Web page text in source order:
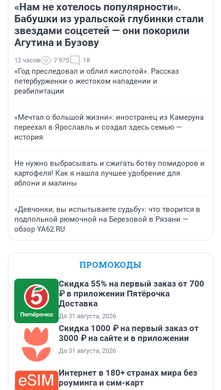
«Нам не хотелось популярности».
Бабушки из уральской глубинки стали
звездами соцсетей — они покорили
Агутина и Бузову
12 часов 7 975 18
«Год преследовал и облил кислотой». Рассказ
петербурженки о жестоком нападении и
реабилитации
«Мечтал о большой жизни»: иностранец из Камеруна
переехал в Ярославль и создал здесь семью —
история
Не нужно выбрасывать и сжигать ботву помидоров и
картофеля! Как я нашла лучшее удобрение для
яблони и малины
«Девчонки, вы испытываете судьбу»: что творится в
подпольной рюмочной на Березовой в Рязани —
обзор YA62.RU
ПРОМОКОДЫ
Скидка 55% на первый заказ от 700
₽ в приложении Пятёрочка
Доставка
До 31 августа, 2026
Скидка 1000 ₽ на первый заказ от
3000 ₽ на сайте и в приложении
До 31 августа, 2026
Интернет в 180+ странах мира без
роуминга и сим-карт